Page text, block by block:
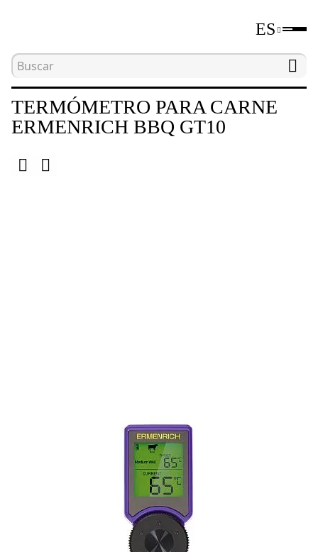
ES
Inicio
TERMÓMETRO PARA CARNE
ERMENRICH BBQ GT10